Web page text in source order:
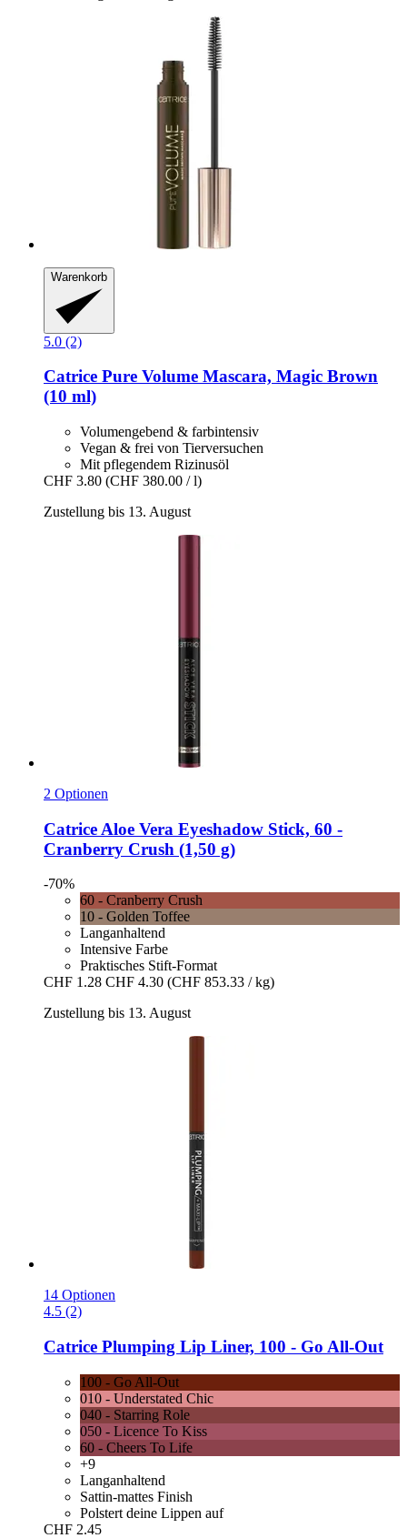
Warenkorb
5.0 (2)
Catrice Pure Volume Mascara, Magic Brown
(10 ml)
Volumengebend & farbintensiv
Vegan & frei von Tierversuchen
Mit pflegendem Rizinusöl
CHF 3.80 (CHF 380.00 / l)
Zustellung bis 13. August
2 Optionen
Catrice Aloe Vera Eyeshadow Stick, 60 -​
Cranberry Crush (1,50 g)
-70%
60 - Cranberry Crush
10 - Golden Toffee
Langanhaltend
Intensive Farbe
Praktisches Stift-Format
CHF 1.28 CHF 4.30 (CHF 853.33 / kg)
Zustellung bis 13. August
14 Optionen
4.5 (2)
Catrice Plumping Lip Liner, 100 -​ Go All-​Out
100 - Go All-Out
010 - Understated Chic
040 - Starring Role
050 - Licence To Kiss
60 - Cheers To Life
+9
Langanhaltend
Sattin-mattes Finish
Polstert deine Lippen auf
CHF 2.45